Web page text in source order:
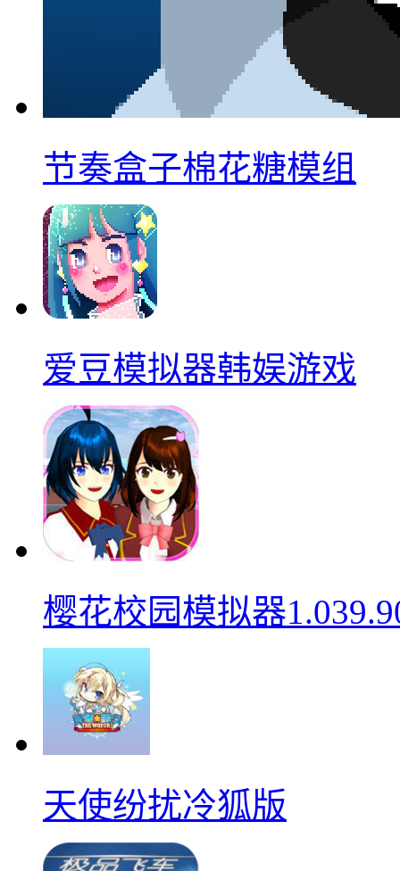
节奏盒子棉花糖模组
爱豆模拟器韩娱游戏
樱花校园模拟器
天使纷扰冷狐版